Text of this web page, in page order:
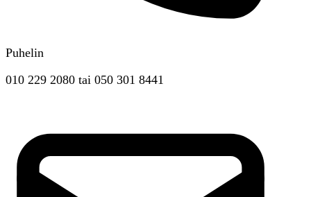
Puhelin
010 229 2080 tai 050 301 8441